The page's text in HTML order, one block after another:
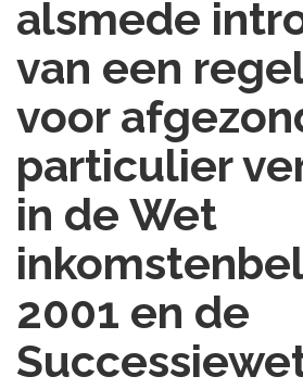
alsmede
van een
voor
particulier
in de Wet
2001 en de